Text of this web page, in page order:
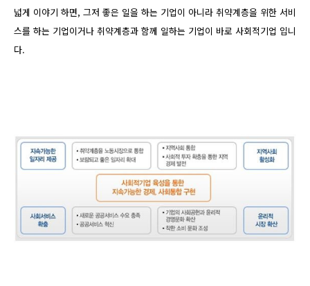
넓게 이야기 하면, 그저 좋은 일을 하는 기업이 아니라 취약계층을 위한 서비
스를 하는 기업이거나 취약계층과 함께 일하는 기업이 바로 사회적기업 입니
다.